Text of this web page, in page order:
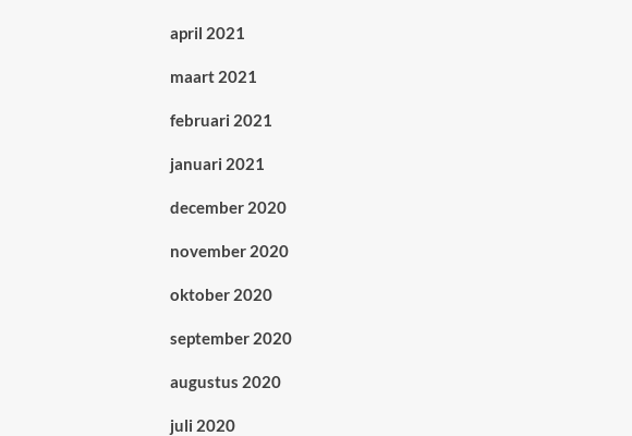
april 2021
maart 2021
februari 2021
januari 2021
december 2020
november 2020
oktober 2020
september 2020
augustus 2020
juli 2020